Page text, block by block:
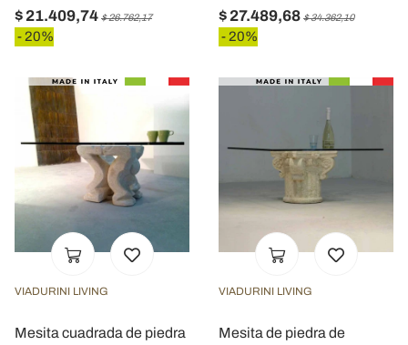
$ 21.409,74 $ 26.762,17
- 20%
$ 27.489,68 $ 34.362,10
- 20%
VIADURINI LIVING
Mesita cuadrada de piedra
VIADURINI LIVING
Mesita de piedra de